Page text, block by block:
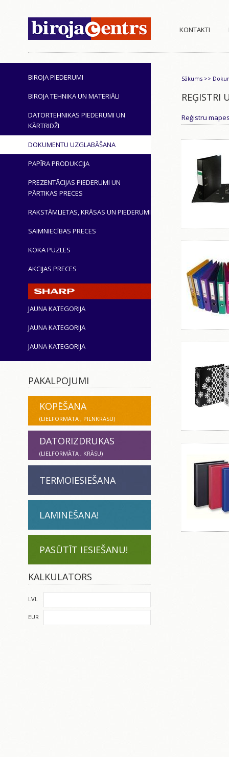
KONTAKTI
BIROJA PIEDERUMI
BIROJA TEHNIKA UN MATERIĀLI
DATORTEHNIKAS PIEDERUMI UN
KĀRTRIDŽI
DOKUMENTU UZGLABĀŠANA
PAPĪRA PRODUKCIJA
PREZENTĀCIJAS PIEDERUMI UN
PĀRTIKAS PRECES
RAKSTĀMLIETAS, KRĀSAS UN PIEDERUMI
SAIMNIECĪBAS PRECES
KOKA PUZLES
AKCIJAS PRECES
JAUNA KATEGORIJA
JAUNA KATEGORIJA
JAUNA KATEGORIJA
Sākums >>
REĢISTRI
Reģistru
PAKALPOJUMI
KOPĒŠANA
(LIELFORMĀTA , PILNKRĀSU)
DATORIZDRUKAS
(LIELFORMĀTA , KRĀSU)
TERMOIESIEŠANA
LAMINĒŠANA!
PASŪTĪT IESIEŠANU!
KALKULATORS
LVL
EUR